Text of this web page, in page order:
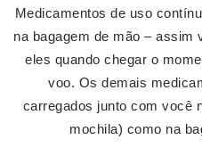
Medicamentos de uso
na bagagem de mão – assim
eles quando chegar o
voo. Os demais
carregados junto com você
mochila) como na